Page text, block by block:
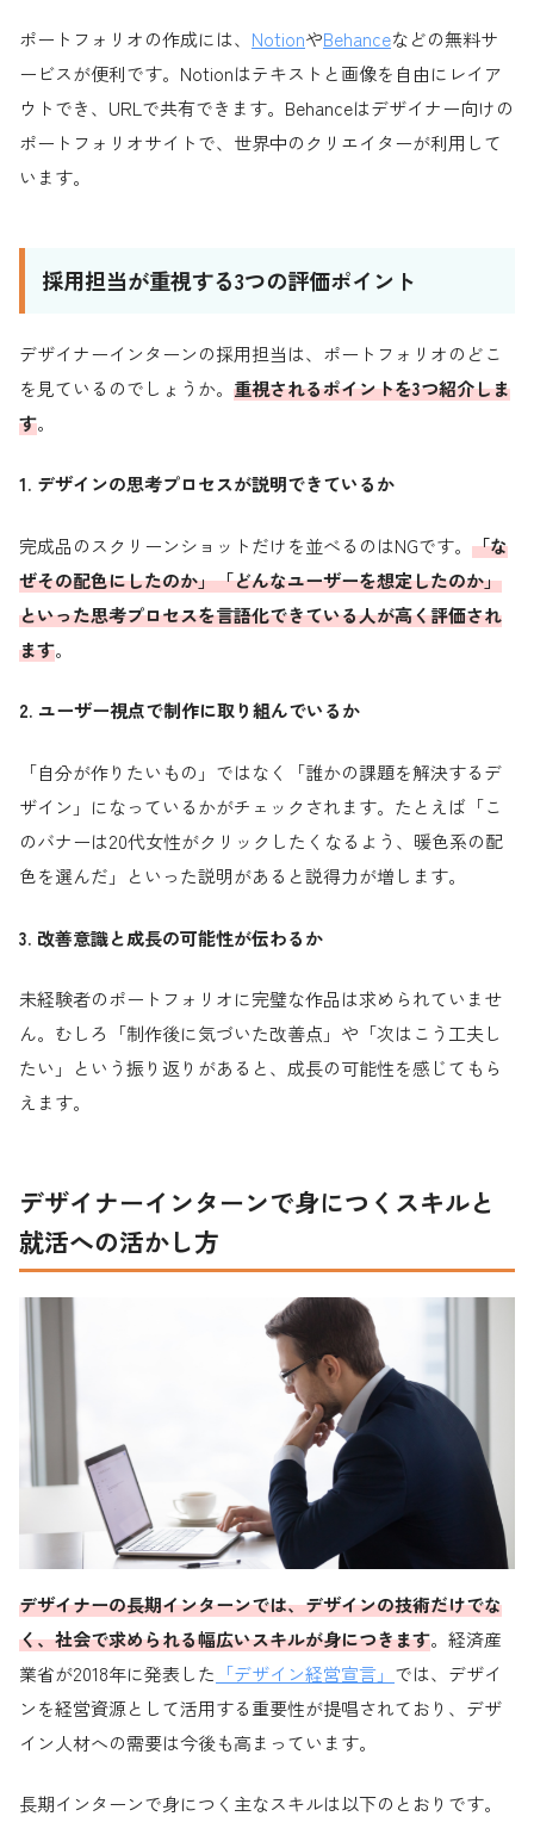
ポートフォリオの作成には、 NotionやBehanceなどの無料サ
ービスが便利です。Notionはテキストと画像を自由にレイア
ウトでき、URLで共有できます。Behanceはデザイナー向けの
ポートフォリオサイトで、世界中のクリエイターが利用して
います。
採用担当が重視する3つの評価ポイント
デザイナーインターンの採用担当は、ポートフォリオのどこ
を見ているのでしょうか。 重視されるポイントを3つ紹介しま
す。
1. デザインの思考プロセスが説明できているか
完成品のスクリーンショットだけを並べるのはNGです。 「な
ぜその配色にしたのか」「どんなユーザーを想定したのか」
といった思考プロセスを言語化できている人が高く評価され
ます。
2. ユーザー視点で制作に取り組んでいるか
「自分が作りたいもの」ではなく「誰かの課題を解決するデ
ザイン」になっているかがチェックされます。たとえば「こ
のバナーは20代女性がクリックしたくなるよう、暖色系の配
色を選んだ」といった説明があると説得力が増します。
3. 改善意識と成長の可能性が伝わるか
未経験者のポートフォリオに完璧な作品は求められていませ
ん。むしろ「制作後に気づいた改善点」や「次はこう工夫し
たい」という振り返りがあると、成長の可能性を感じてもら
えます。
デザイナーインターンで身につくスキルと
就活への活かし方
デザイナーの長期インターンでは、デザインの技術だけでな
く、社会で求められる幅広いスキルが身につきます。経済産
業省が2018年に発表した 「デザイン経営宣言」 では、デザイ
ンを経営資源として活用する重要性が提唱されており、デザ
イン人材への需要は今後も高まっています。
長期インターンで身につく主なスキルは以下のとおりです。